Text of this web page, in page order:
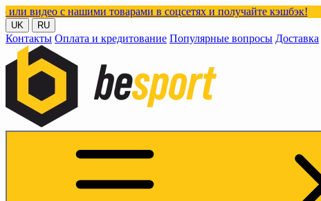
товарами в соцсетях и получайте кэшбэк!
UK RU
Контакты Оплата и кредитование Популярные вопросы Доставка